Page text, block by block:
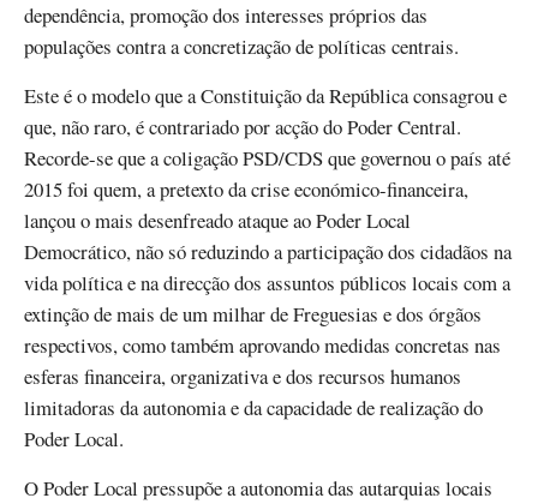
dependência, promoção dos interesses próprios das
populações contra a concretização de políticas centrais.
Este é o modelo que a Constituição da República consagrou e
que, não raro, é contrariado por acção do Poder Central.
Recorde-se que a coligação PSD/CDS que governou o país até
2015 foi quem, a pretexto da crise económico-financeira,
lançou o mais desenfreado ataque ao Poder Local
Democrático, não só reduzindo a participação dos cidadãos na
vida política e na direcção dos assuntos públicos locais com a
extinção de mais de um milhar de Freguesias e dos órgãos
respectivos, como também aprovando medidas concretas nas
esferas financeira, organizativa e dos recursos humanos
limitadoras da autonomia e da capacidade de realização do
Poder Local.
O Poder Local pressupõe a autonomia das autarquias locais